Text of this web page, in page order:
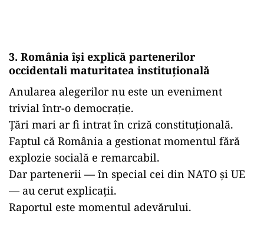
3. România își explică partenerilor
occidentali maturitatea instituțională
Anularea alegerilor nu este un eveniment
trivial într-o democrație.
Țări mari ar fi intrat în criză constituțională.
Faptul că România a gestionat momentul fără
explozie socială e remarcabil.
Dar partenerii — în special cei din NATO și UE
— au cerut explicații.
Raportul este momentul adevărului.